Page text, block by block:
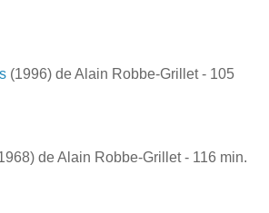
(1996) de Alain Robbe-Grillet - 105
de Alain Robbe-Grillet - 116 min.